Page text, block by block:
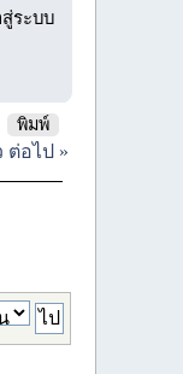
สู่ระบบ
พิมพ์
ต่อไป »